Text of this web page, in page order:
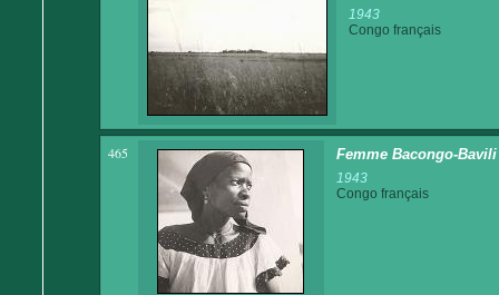
1943
Congo français
465 Femme Bacongo-Bavili
1943
Congo français